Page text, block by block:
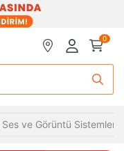
0
ve Görüntü Sistemleri